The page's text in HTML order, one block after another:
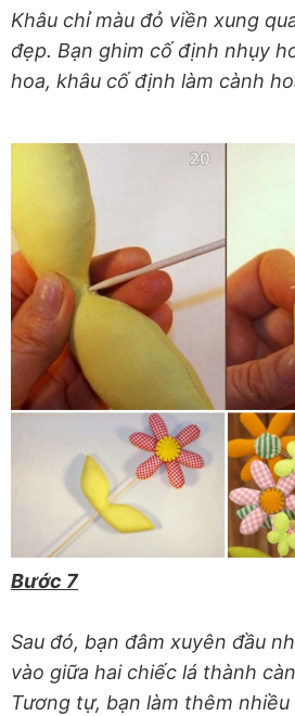
Khâu chỉ màu đỏ viền xung
đẹp. Bạn ghim cố định nhụy
hoa, khâu cố định làm cành
Bước 7
Sau đó, bạn đâm xuyên đầu
vào giữa hai chiếc lá thành
Tương tự, bạn làm thêm